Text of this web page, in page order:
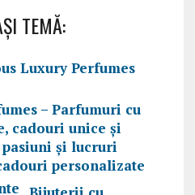
TEMĂ:
– Parfumuri cu
cadouri unice și
pasiuni şi lucruri
personalizate